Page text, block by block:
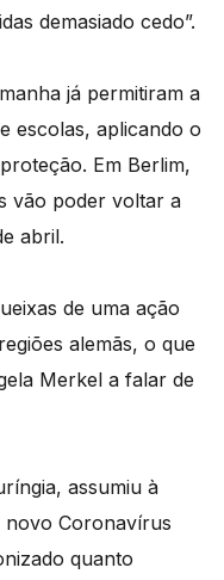
demasiado cedo”.
já permitiram a
escolas, aplicando o
Em Berlim,
vão poder voltar a
abril.
de uma ação
alemãs, o que
Merkel a falar de
assumiu à
novo Coronavírus
quanto